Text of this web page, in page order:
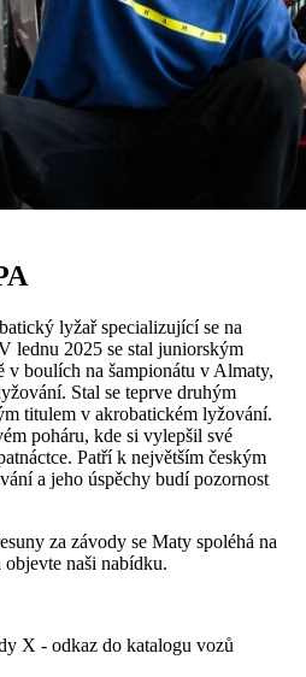
lyžař specializující se na
lednu 2025 se stal juniorským
v boulích na šampionátu v Almaty,
Stal se teprve druhým
titulem v akrobatickém lyžování.
poháru, kde si vylepšil své
Patří k největším českým
a jeho úspěchy budí pozornost
za závody se Maty spoléhá na
naši nabídku.